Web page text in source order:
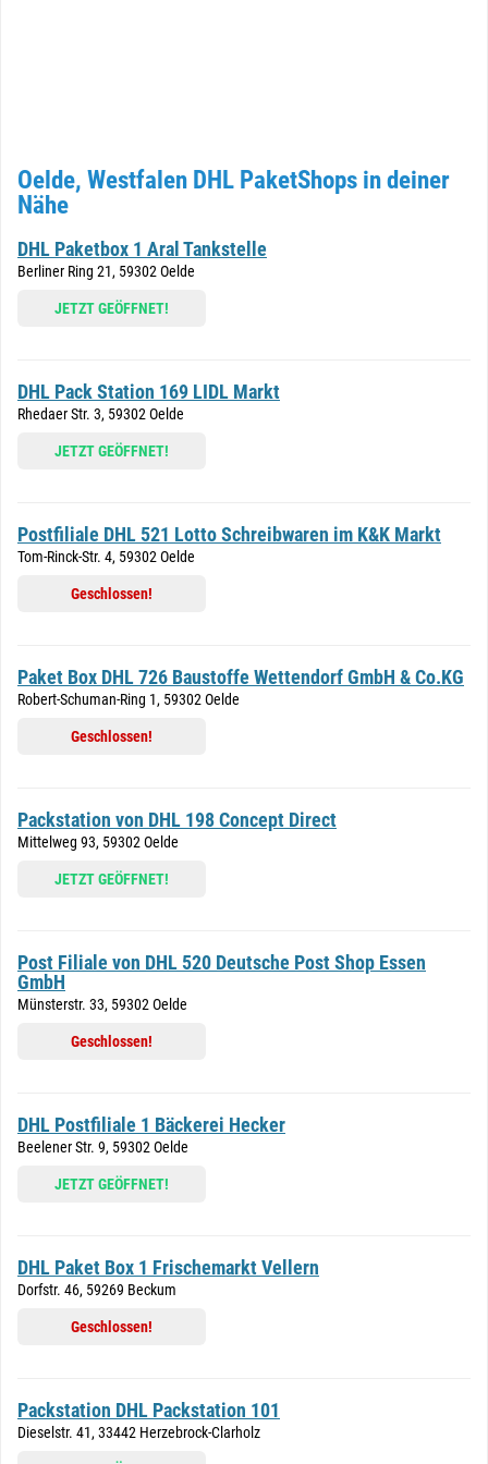
Oelde, Westfalen DHL PaketShops in deiner
Nähe
DHL Paketbox 1 Aral Tankstelle
Berliner Ring 21, 59302 Oelde
JETZT GEÖFFNET!
DHL Pack Station 169 LIDL Markt
Rhedaer Str. 3, 59302 Oelde
JETZT GEÖFFNET!
Postfiliale DHL 521 Lotto Schreibwaren im K&K Markt
Tom-Rinck-Str. 4, 59302 Oelde
Geschlossen!
Paket Box DHL 726 Baustoffe Wettendorf GmbH & Co.KG
Robert-Schuman-Ring 1, 59302 Oelde
Geschlossen!
Packstation von DHL 198 Concept Direct
Mittelweg 93, 59302 Oelde
JETZT GEÖFFNET!
Post Filiale von DHL 520 Deutsche Post Shop Essen
GmbH
Münsterstr. 33, 59302 Oelde
Geschlossen!
DHL Postfiliale 1 Bäckerei Hecker
Beelener Str. 9, 59302 Oelde
JETZT GEÖFFNET!
DHL Paket Box 1 Frischemarkt Vellern
Dorfstr. 46, 59269 Beckum
Geschlossen!
Packstation DHL Packstation 101
Dieselstr. 41, 33442 Herzebrock-Clarholz